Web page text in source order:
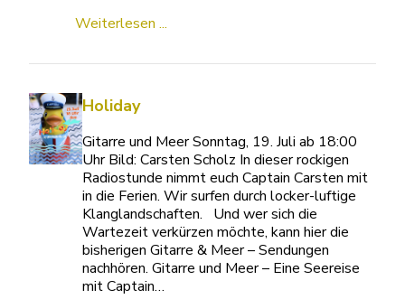
Weiterlesen ...
Holiday
Gitarre und Meer Sonntag, 19. Juli ab 18:00
Uhr Bild: Carsten Scholz In dieser rockigen
Radiostunde nimmt euch Captain Carsten mit
in die Ferien. Wir surfen durch locker-luftige
Klanglandschaften. Und wer sich die
Wartezeit verkürzen möchte, kann hier die
bisherigen Gitarre & Meer – Sendungen
nachhören. Gitarre und Meer – Eine Seereise
mit Captain…